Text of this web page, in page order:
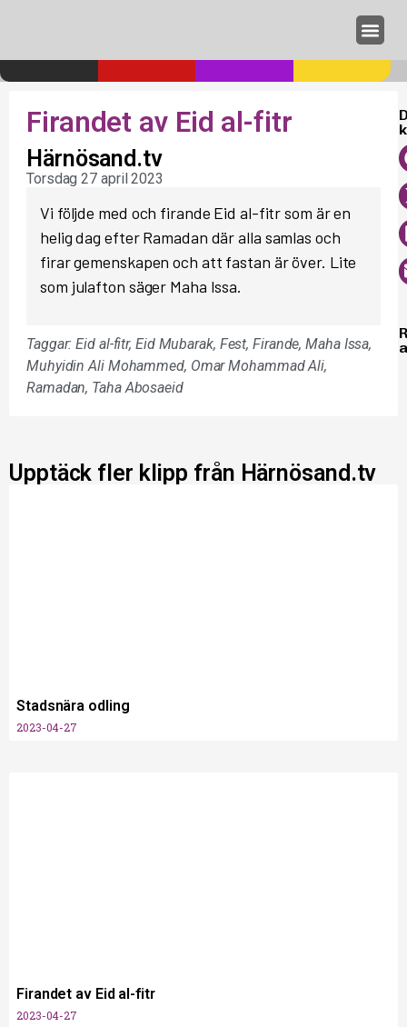
Firandet av Eid al-fitr
Härnösand.tv
Torsdag 27 april 2023
Vi följde med och firande Eid al-fitr som är en
helig dag efter Ramadan där alla samlas och
firar gemenskapen och att fastan är över. Lite
som julafton säger Maha Issa.
Taggar:Eid al-fitr, Eid Mubarak, Fest,Firande,Maha Issa,
Muhyidin Ali Mohammed, Omar Mohammad Ali,
Ramadan, Taha Abosaeid
Upptäck fler klipp från Härnösand.tv
Stadsnära odling
2023-04-27
Firandet av Eid al-fitr
2023-04-27